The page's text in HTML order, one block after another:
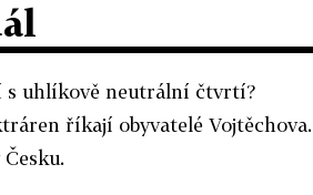
s uhlíkově neutrální čtvrtí?
říkají obyvatelé Vojtěchova.